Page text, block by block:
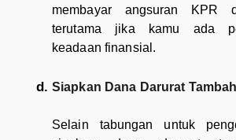
membayar angsuran KPR
terutama jika kamu ada
keadaan finansial.
Siapkan Dana Darurat
Selain tabungan untuk